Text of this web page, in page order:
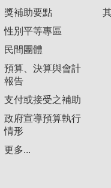
獎補助要點
性別平等專區
民間團體
預算、決算與會計
報告
支付或接受之補助
政府宣導預算執行
情形
更多...